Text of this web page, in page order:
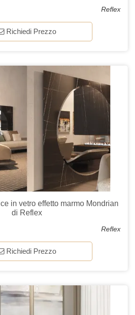
Reflex
Richiedi Prezzo
in vetro effetto marmo Mondrian
di Reflex
Reflex
Richiedi Prezzo